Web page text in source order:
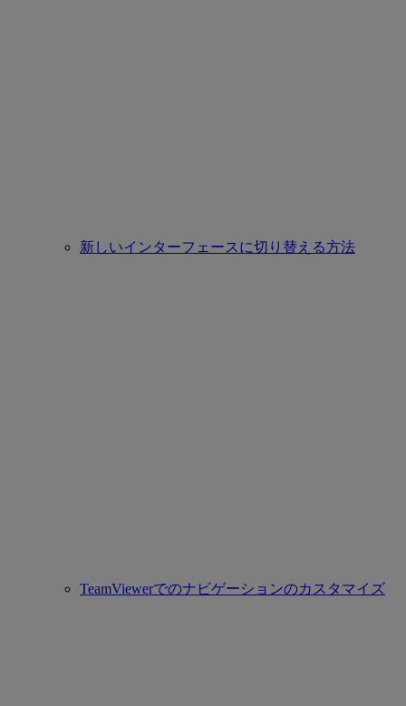
新しいインターフェースに切り替える方法
TeamViewerでのナビゲーションのカスタマイズ